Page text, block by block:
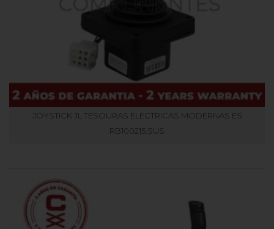
JOYSTICK JL TESOURAS ELECTRICAS MODERNAS ES
RB100215.SUS